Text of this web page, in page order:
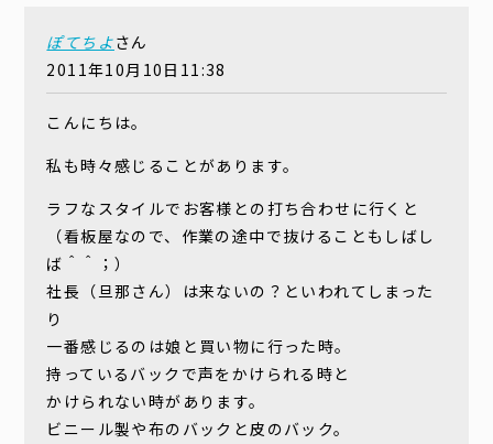
ぽてちよさん
2011年10月10日11:38
こんにちは。
私も時々感じることがあります。
ラフなスタイルでお客様との打ち合わせに行くと
（看板屋なので、作業の途中で抜けることもしばし
ば＾＾；）
社長（旦那さん）は来ないの？といわれてしまった
り
一番感じるのは娘と買い物に行った時。
持っているバックで声をかけられる時と
かけられない時があります。
ビニール製や布のバックと皮のバック。